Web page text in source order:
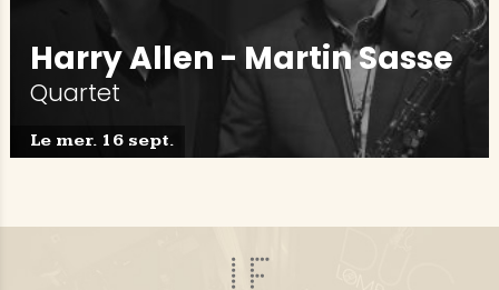
Harry Allen - Martin Sasse
Quartet
Le mer. 16 sept.